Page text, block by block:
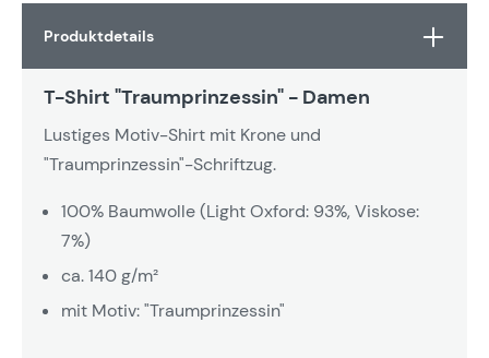
Produktdetails
T-Shirt "Traumprinzessin" - Damen
Lustiges Motiv-Shirt mit Krone und
"Traumprinzessin"-Schriftzug.
100% Baumwolle (Light Oxford: 93%, Viskose:
7%)
ca. 140 g/m²
mit Motiv: "Traumprinzessin"